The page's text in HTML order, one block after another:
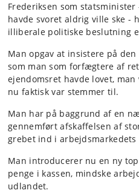
Frederiksen som
havde svoret aldrig ville ske -
illiberale politiske beslutning
Man opgav at insistere på
som man som forfægtere af
ejendomsret havde lovet,
nu faktisk var stemmer til.
Man har på baggrund af en
gennemført afskaffelsen af
grebet ind i arbejdsmarkedets
Man introducerer nu en ny
penge i kassen, mindske
udlandet.